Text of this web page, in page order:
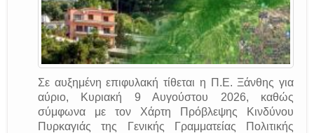
Σε αυξημένη επιφυλακή τίθεται η Π.Ε. Ξάνθης για
αύριο, Κυριακή 9 Αυγούστου 2026, καθώς
σύμφωνα με τον Χάρτη Πρόβλεψης Κινδύνου
Πυρκαγιάς της Γενικής Γραμματείας Πολιτικής